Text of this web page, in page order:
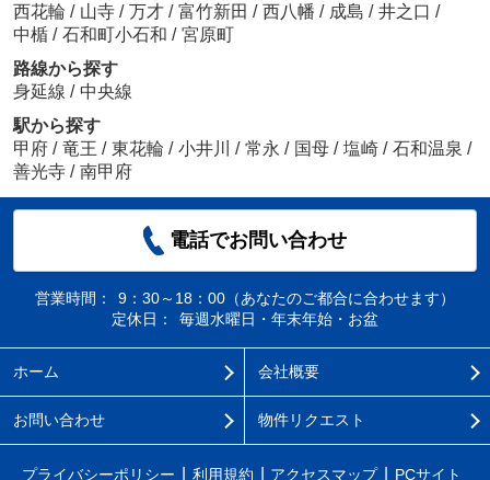
西花輪 / 山寺 / 万才 / 富竹新田 / 西八幡 / 成島 / 井之口 /
中楯 / 石和町小石和 / 宮原町
路線から探す
身延線 / 中央線
駅から探す
甲府 / 竜王 / 東花輪 / 小井川 / 常永 / 国母 / 塩崎 / 石和温泉 /
善光寺 / 南甲府
電話でお問い合わせ
営業時間：
9：30～18：00（あなたのご都合に合わせます）
定休日：
毎週水曜日・年末年始・お盆
ホーム 会社概要
お問い合わせ 物件リクエスト
プライバシーポリシー 利用規約 アクセスマップ PCサイト